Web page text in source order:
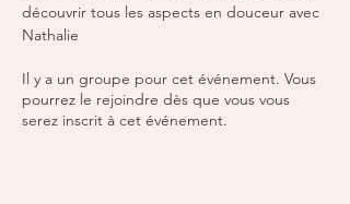
découvrir tous les aspects en douceur avec
Nathalie
Il y a un groupe pour cet événement. Vous
pourrez le rejoindre dès que vous vous
serez inscrit à cet événement.